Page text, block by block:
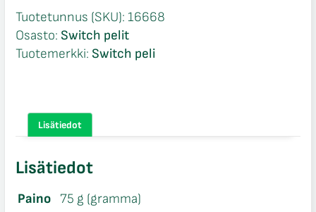
A
Switch
määrä
Tuotetunnus (SKU): 16668
Osasto: Switch pelit
Tuotemerkki: Switch peli
Lisätiedot
Lisätiedot
Paino 75 g (gramma)